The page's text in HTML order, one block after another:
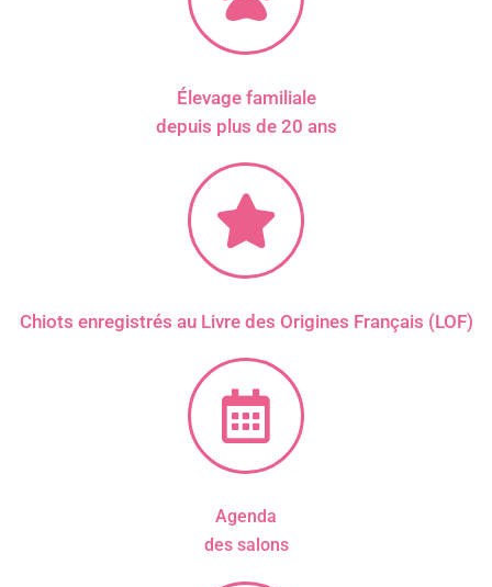
Élevage familiale
depuis plus de 20 ans
Chiots enregistrés au Livre des Origines Français (LOF)
Agenda
des salons